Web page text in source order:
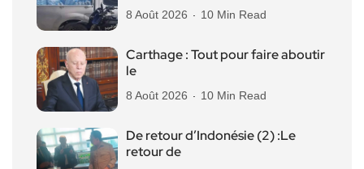
8 Août 2026 10 Min Read
Carthage : Tout pour faire aboutir
le
8 Août 2026 10 Min Read
De retour d’Indonésie (2) :Le
retour de